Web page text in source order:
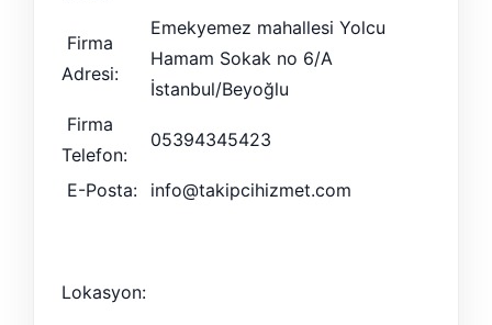
Firma
Adresi:
Emekyemez mahallesi Yolcu
Hamam Sokak no 6/A
İstanbul/Beyoğlu
Firma
Telefon:
05394345423
E-Posta: info@takipcihizmet.com
Lokasyon: